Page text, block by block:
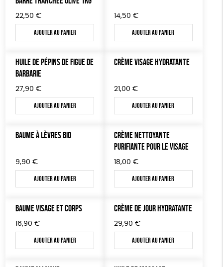
JEUX
Fairtrade Biodégradable
22,50 €
Ajouter au panier
14,50 €
Ajouter au panier
HUILE DE PÉPINS DE FIGUE DE
BARBARIE
27,90 €
Ajouter au panier
CRÈME VISAGE HYDRATANTE
21,00 €
Ajouter au panier
BAUME À LÈVRES BIO
9,90 €
Ajouter au panier
CRÈME NETTOYANTE
PURIFIANTE POUR LE VISAGE
18,00 €
Ajouter au panier
BAUME VISAGE ET CORPS
16,90 €
Ajouter au panier
CRÈME DE JOUR HYDRATANTE
29,90 €
Ajouter au panier